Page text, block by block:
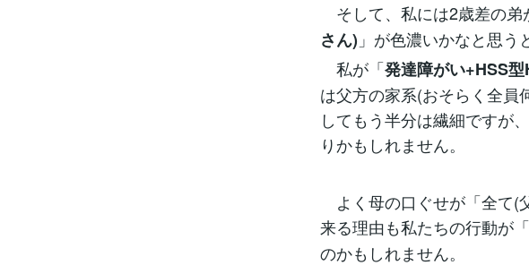
そして、私には2歳差の弟
さん) 」が色濃いかなと思
私が「発達障がい+HSS
は父方の家系(おそらく全員
してもう半分は繊細ですが
りかもしれません。
よく母の口ぐせが「全て(
来る理由も私たちの行動が「
のかもしれません。